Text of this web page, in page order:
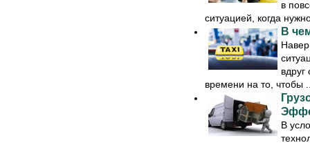
в
ситуацией, когда
В
времени на то, чтобы
В